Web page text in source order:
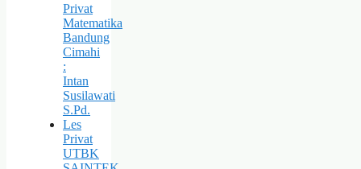
Privat
Matematika
Bandung
Cimahi
:
Intan
Susilawati
S.Pd.
Les
Privat
UTBK